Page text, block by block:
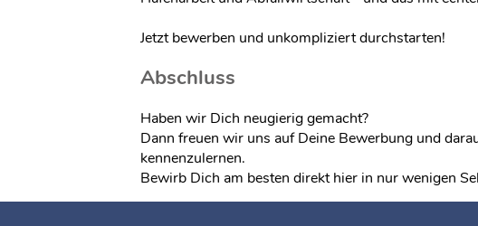
Jetzt bewerben und unkompliziert durchstarten!
Abschluss
Haben wir Dich neugierig gemacht?
Dann freuen wir uns auf Deine Bewerbung und
kennenzulernen.
Bewirb Dich am besten direkt hier in nur wenigen